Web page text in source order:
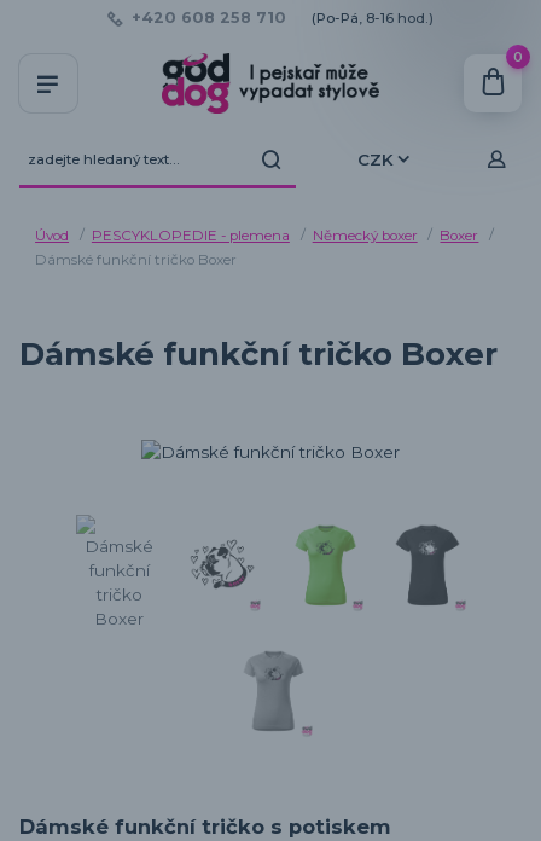
CZK
+420 608 258 710 (Po-Pá, 8-16 hod.)
0
Úvod PESCYKLOPEDIE - plemena Německý boxer
Boxer
Dámské funkční tričko Boxer
Dámské funkční tričko Boxer
Dámské funkční tričko s potiskem